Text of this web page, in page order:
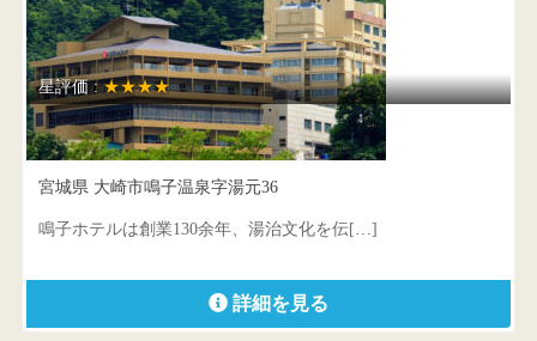
星評価 :★★★★
鳴子ホテル
宮城県 大崎市鳴子温泉字湯元36
鳴子ホテルは創業130余年、湯治文化を伝[…]
詳細を見る